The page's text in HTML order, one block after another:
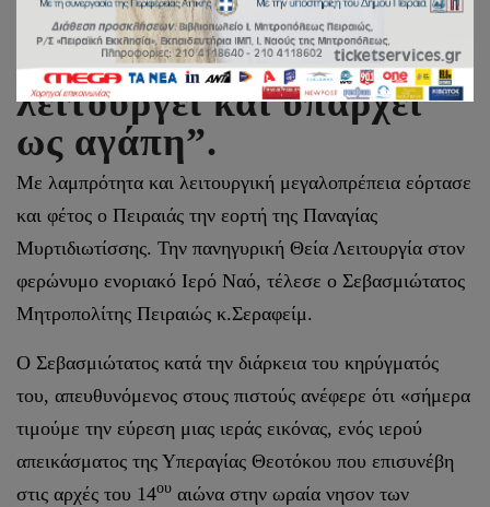
Μητροπολίτης Πειραιώς:
“Ο Θεός είναι και
λειτουργεί και υπάρχει
ως αγάπη”.
Με λαμπρότητα και λειτουργική μεγαλοπρέπεια εόρτασε
και φέτος ο Πειραιάς την εορτή της Παναγίας
Μυρτιδιωτίσσης. Την πανηγυρική Θεία Λειτουργία στον
φερώνυμο ενοριακό Ιερό Ναό, τέλεσε ο Σεβασμιώτατος
Μητροπολίτης Πειραιώς κ.Σεραφείμ.
Ο Σεβασμιώτατος κατά την διάρκεια του κηρύγματός
του, απευθυνόμενος στους πιστούς ανέφερε ότι «σήμερα
τιμούμε την εύρεση μιας ιεράς εικόνας, ενός ιερού
απεικάσματος της Υπεραγίας Θεοτόκου που επισυνέβη
στις αρχές του 14ου αιώνα στην ωραία νησον των